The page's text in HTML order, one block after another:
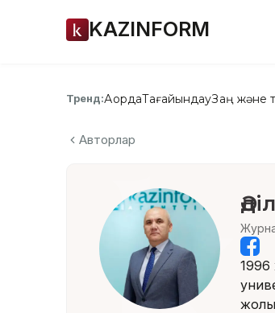
KAZINFORM
Тренд:АқордаТағайындауЗаң және
Авторлар
1996